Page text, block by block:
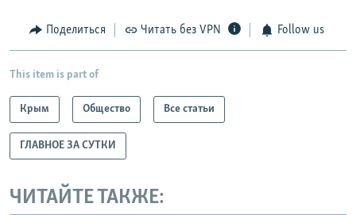
Поделиться Читать без VPN Follow us
This item is part of
Крым Общество Все статьи
ГЛАВНОЕ ЗА СУТКИ
ЧИТАЙТЕ ТАКЖЕ: